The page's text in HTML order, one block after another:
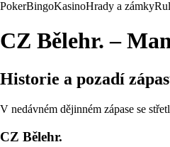
PokerBingoKasinoHrady a zámky
CZ Bělehr. –
Historie a pozadí
V nedávném dějinném zápase se
CZ Bělehr.